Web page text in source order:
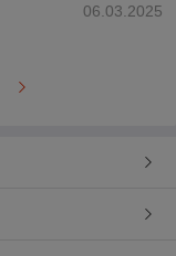
06.03.2025